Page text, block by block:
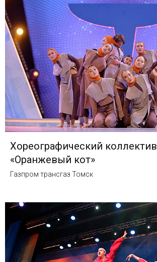
Хореографический коллектив
«Оранжевый кот»
Газпром трансгаз Томск